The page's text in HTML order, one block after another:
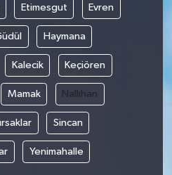
Etimesgut Evren
Haymana
Kalecik Keçiören
Mamak Nallıhan
Sincan
Yenimahalle
HABERLER